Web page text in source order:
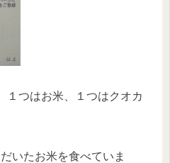
１つはお米、１つはクオカ
いたお米を食べていま